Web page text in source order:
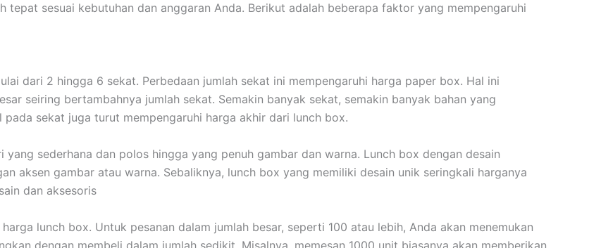
tepat sesuai kebutuhan dan anggaran Anda. Berikut adalah beberapa faktor yang mempengaruhi
dari 2 hingga 6 sekat. Perbedaan jumlah sekat ini mempengaruhi harga paper box. Hal ini
seiring bertambahnya jumlah sekat. Semakin banyak sekat, semakin banyak bahan yang
sekat juga turut mempengaruhi harga akhir dari lunch box.
sederhana dan polos hingga yang penuh gambar dan warna. Lunch box dengan desain
aksen gambar atau warna. Sebaliknya, lunch box yang memiliki desain unik seringkali harganya
dan aksesoris
lunch box. Untuk pesanan dalam jumlah besar, seperti 100 atau lebih, Anda akan menemukan
dengan membeli dalam jumlah sedikit. Misalnya, memesan 1000 unit biasanya akan memberikan